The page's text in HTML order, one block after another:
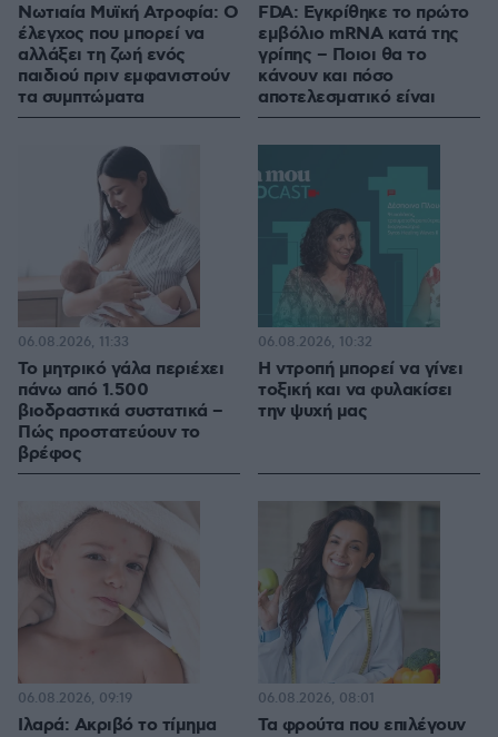
Νωτιαία Μυϊκή Ατροφία: Ο
έλεγχος που μπορεί να
αλλάξει τη ζωή ενός
παιδιού πριν εμφανιστούν
τα συμπτώματα
FDA: Εγκρίθηκε το πρώτο
εμβόλιο mRNA κατά της
γρίπης – Ποιοι θα το
κάνουν και πόσο
αποτελεσματικό είναι
Το μητρικό γάλα περιέχει
πάνω από 1.500
βιοδραστικά συστατικά –
Πώς προστατεύουν το
βρέφος
06.08.2026, 11:33
Η ντροπή μπορεί να γίνει
τοξική και να φυλακίσει
την ψυχή μας
06.08.2026, 10:32
Ιλαρά: Ακριβό το τίμημα
06.08.2026, 09:19
Τα φρούτα που επιλέγουν
06.08.2026, 08:01